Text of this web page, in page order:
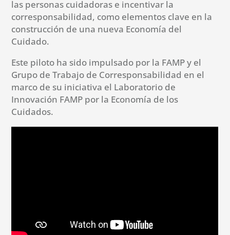
las personas cuidadoras e incentivar la
corresponsabilidad, como elementos clave en la
construcción de una nueva Economía del
Cuidado.
Este piloto ha sido impulsado por la FAMP y el
Grupo de Trabajo de Corresponsabilidad en el
marco de su iniciativa el Laboratorio de
Innovación FAMP por la Economía de los
Cuidados.